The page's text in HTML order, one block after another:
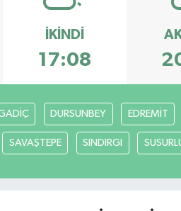
İKINDI
17:08
DURSUNBEY EDREMİT
SAVAŞTEPE SINDIRGI